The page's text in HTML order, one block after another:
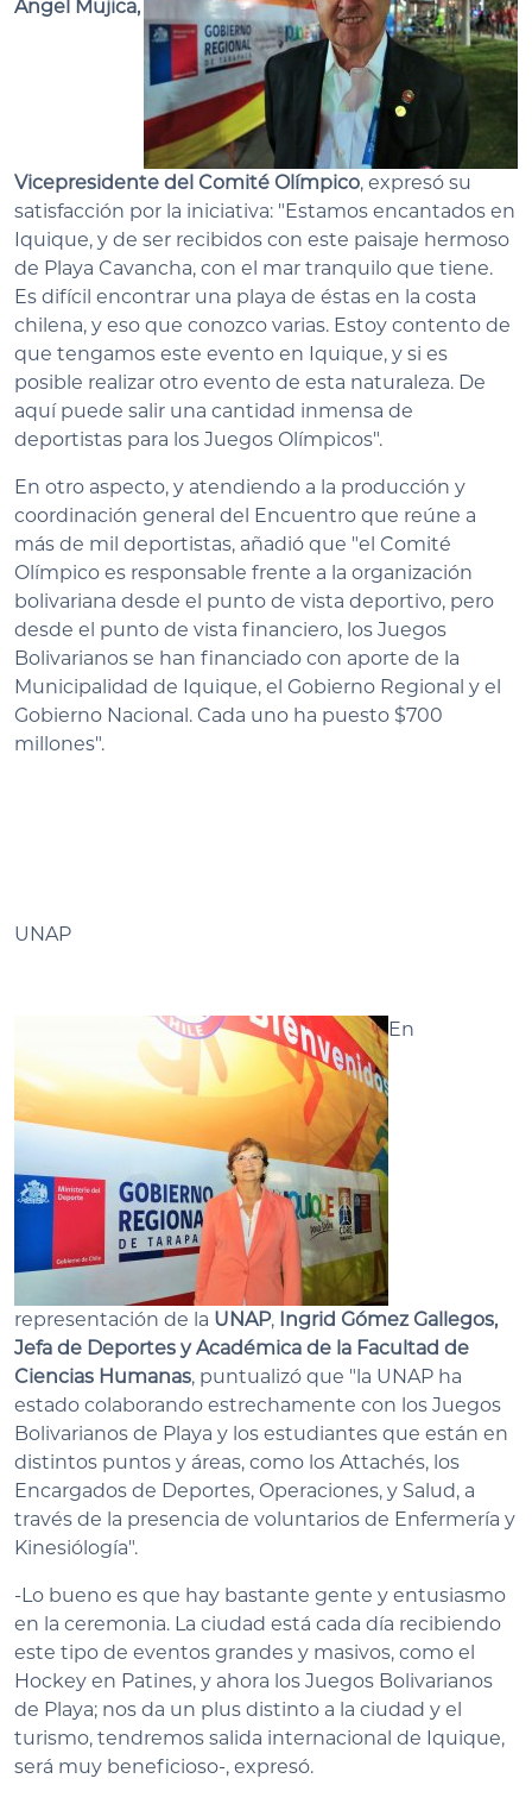
Ángel Mujica,
Vicepresidente del Comité Olímpico, expresó su
satisfacción por la iniciativa: "Estamos encantados en
Iquique, y de ser recibidos con este paisaje hermoso
de Playa Cavancha, con el mar tranquilo que tiene.
Es difícil encontrar una playa de éstas en la costa
chilena, y eso que conozco varias. Estoy contento de
que tengamos este evento en Iquique, y si es
posible realizar otro evento de esta naturaleza. De
aquí puede salir una cantidad inmensa de
deportistas para los Juegos Olímpicos".
En otro aspecto, y atendiendo a la producción y
coordinación general del Encuentro que reúne a
más de mil deportistas, añadió que "el Comité
Olímpico es responsable frente a la organización
bolivariana desde el punto de vista deportivo, pero
desde el punto de vista financiero, los Juegos
Bolivarianos se han financiado con aporte de la
Municipalidad de Iquique, el Gobierno Regional y el
Gobierno Nacional. Cada uno ha puesto $700
millones".
UNAP
En
representación de la UNAP, Ingrid Gómez Gallegos,
Jefa de Deportes y Académica de la Facultad de
Ciencias Humanas, puntualizó que "la UNAP ha
estado colaborando estrechamente con los Juegos
Bolivarianos de Playa y los estudiantes que están en
distintos puntos y áreas, como los Attachés, los
Encargados de Deportes, Operaciones, y Salud, a
través de la presencia de voluntarios de Enfermería y
Kinesiólogía".
-Lo bueno es que hay bastante gente y entusiasmo
en la ceremonia. La ciudad está cada día recibiendo
este tipo de eventos grandes y masivos, como el
Hockey en Patines, y ahora los Juegos Bolivarianos
de Playa; nos da un plus distinto a la ciudad y el
turismo, tendremos salida internacional de Iquique,
será muy beneficioso-, expresó.